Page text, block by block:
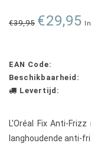
€39,95 €29,95
EAN Code:
Beschikbaarheid:
Levertijd:
L'Oréal Fix Anti-
langhoudende anti-